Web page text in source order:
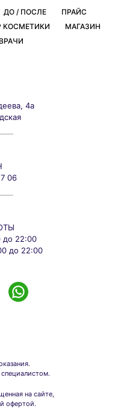
ДО / ПОСЛЕ
ПРАЙС
КОСМЕТИКИ
МАГАЗИН
ВРАЧИ
4а
06
до 22:00
до 22:00
на сайте,
офертой.